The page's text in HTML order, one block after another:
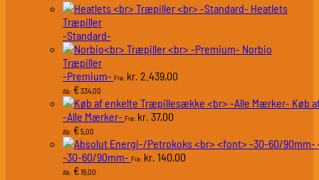
Heatlets
Træpiller
-Standard-
Norbio
Træpiller
-Premium- Fra: kr. 2.439,00
Ab: €334,00
Køb
-Alle Mærker- Fra: kr. 37,00
Ab: €5,00
-30-60/90mm- Fra: kr. 140,00
Ab: €19,00